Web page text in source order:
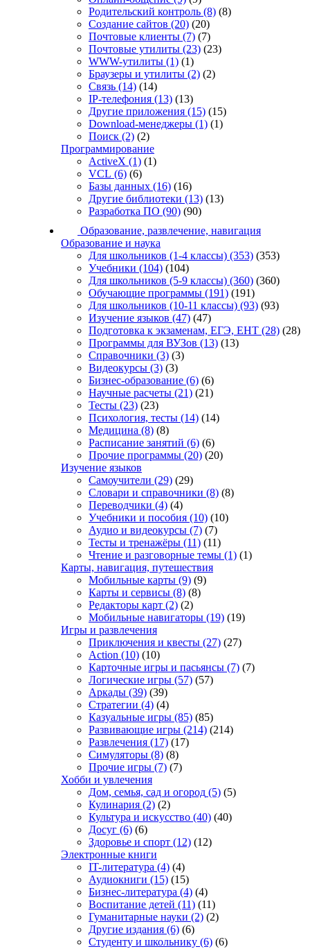
Родительский контроль (8) (8)
Создание сайтов (20) (20)
Почтовые клиенты (7) (7)
Почтовые утилиты (23) (23)
WWW-утилиты (1) (1)
Браузеры и утилиты (2) (2)
Связь (14) (14)
IP-телефония (13) (13)
Другие приложения (15) (15)
Download-менеджеры (1) (1)
Поиск (2) (2)
Программирование
ActiveX (1) (1)
VCL (6) (6)
Базы данных (16) (16)
Другие библиотеки (13) (13)
Разработка ПО (90) (90)
Образование, развлечение, навигация
Образование и наука
Для школьников (1-4 классы) (353) (353)
Учебники (104) (104)
Для школьников (5-9 классы) (360) (360)
Обучающие программы (191) (191)
Для школьников (10-11 классы) (93) (93)
Изучение языков (47) (47)
Подготовка к экзаменам, ЕГЭ, ЕНТ (28) (28)
Программы для ВУЗов (13) (13)
Справочники (3) (3)
Видеокурсы (3) (3)
Бизнес-образование (6) (6)
Научные расчеты (21) (21)
Тесты (23) (23)
Психология, тесты (14) (14)
Медицина (8) (8)
Расписание занятий (6) (6)
Прочие программы (20) (20)
Изучение языков
Самоучители (29) (29)
Словари и справочники (8) (8)
Переводчики (4) (4)
Учебники и пособия (10) (10)
Аудио и видеокурсы (7) (7)
Тесты и тренажёры (11) (11)
Чтение и разговорные темы (1) (1)
Карты, навигация, путешествия
Мобильные карты (9) (9)
Карты и сервисы (8) (8)
Редакторы карт (2) (2)
Мобильные навигаторы (19) (19)
Игры и развлечения
Приключения и квесты (27) (27)
Action (10) (10)
Карточные игры и пасьянсы (7) (7)
Логические игры (57) (57)
Аркады (39) (39)
Стратегии (4) (4)
Казуальные игры (85) (85)
Развивающие игры (214) (214)
Развлечения (17) (17)
Симуляторы (8) (8)
Прочие игры (7) (7)
Хобби и увлечения
Дом, семья, сад и огород (5) (5)
Кулинария (2) (2)
Культура и искусство (40) (40)
Досуг (6) (6)
Здоровье и спорт (12) (12)
Электронные книги
IT-литература (4) (4)
Аудиокниги (15) (15)
Бизнес-литература (4) (4)
Воспитание детей (11) (11)
Гуманитарные науки (2) (2)
Другие издания (6) (6)
Студенту и школьнику (6) (6)